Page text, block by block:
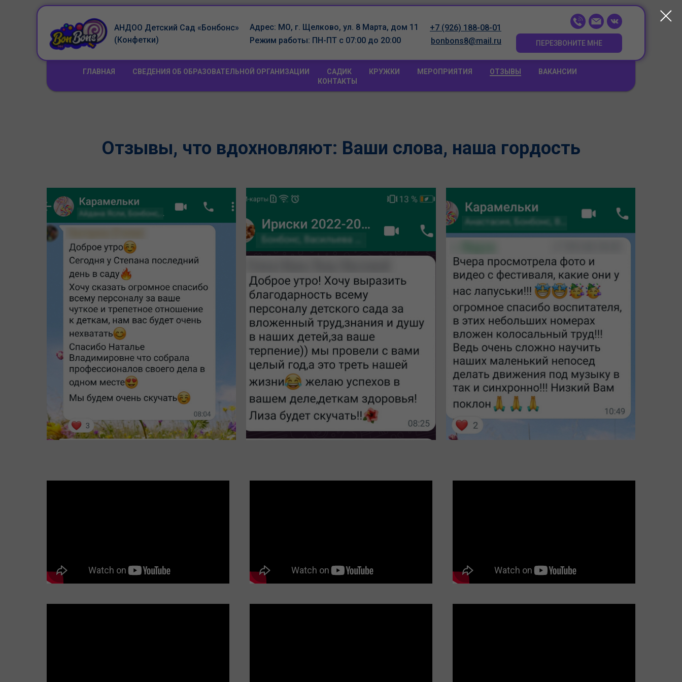
ПЕРЕЗВОНИТЕ МНЕ
Режим работы: ПН-ПТ с 07:00 до 20:00
Адрес: МО, г. Щелково, ул. 8 Марта, дом 11
+7 (926) 188-08-01
bonbons8@mail.ru
АНДОО Детский Сад «Бонбонс»
(Конфетки)
ГЛАВНАЯ СВЕДЕНИЯ ОБ ОБРАЗОВАТЕЛЬНОЙ ОРГАНИЗАЦИИ САДИК КРУЖКИ МЕРОПРИЯТИЯ ОТЗЫВЫ
ВАКАНСИИ
КОНТАКТЫ
Отзывы, что вдохновляют: Ваши слова, наша гордость